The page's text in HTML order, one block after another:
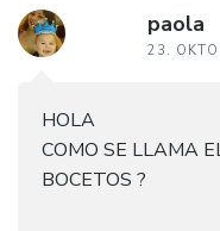
paola
23.
HOLA
COMO SE LLAMA
BOCETOS ?